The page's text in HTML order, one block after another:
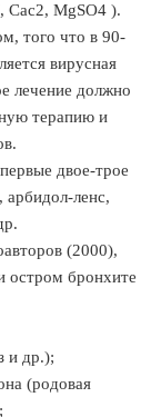
Сас2, МgSO4 ).
того что в 90-
вирусная
лечение должно
терапию и
двое-трое
ленс,
(2000),
остром бронхите
и др.);
(родовая